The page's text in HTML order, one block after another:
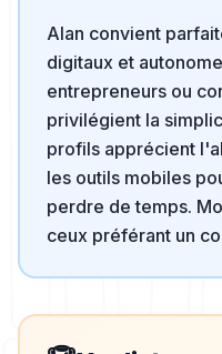
Alan convient
digitaux et
entrepreneurs ou
privilégient la
profils apprécient
les outils mobiles
perdre de temps.
ceux préférant un